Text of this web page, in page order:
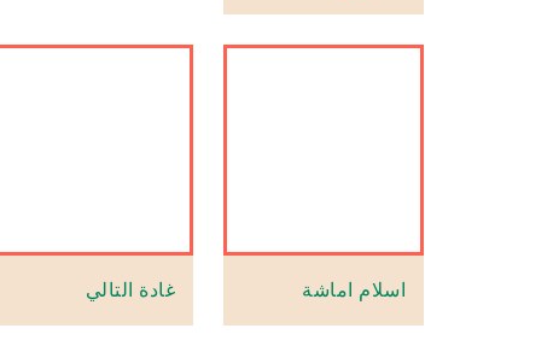
اسلام اماشة غادة التالي